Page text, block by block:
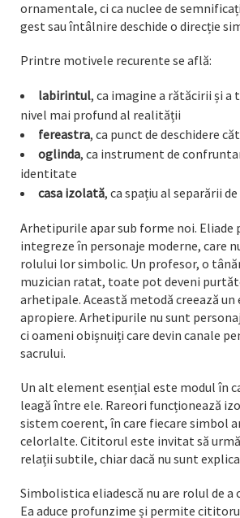
ornamentale, ci ca nuclee de
gest sau întâlnire deschide o direcție
Printre motivele recurente se află:
labirintul, ca imagine a rătăcirii și a
nivel mai profund al realității
fereastra, ca punct de deschidere
oglinda, ca instrument de
identitate
casa izolată, ca spațiu al separării
Arhetipurile apar sub forme noi. Eliade
integreze în personaje moderne, care
rolului lor simbolic. Un profesor, o
muzician ratat, toate pot deveni
arhetipale. Această metodă creează
apropiere. Arhetipurile nu sunt
ci oameni obișnuiți care devin canale
sacrului.
Un alt element esențial este modul în
leagă între ele. Rareori funcționează
sistem coerent, în care fiecare simbol
celorlalte. Cititorul este invitat să
relații subtile, chiar dacă nu sunt
Simbolistica eliadescă nu are rolul de a
Ea aduce profunzime și permite